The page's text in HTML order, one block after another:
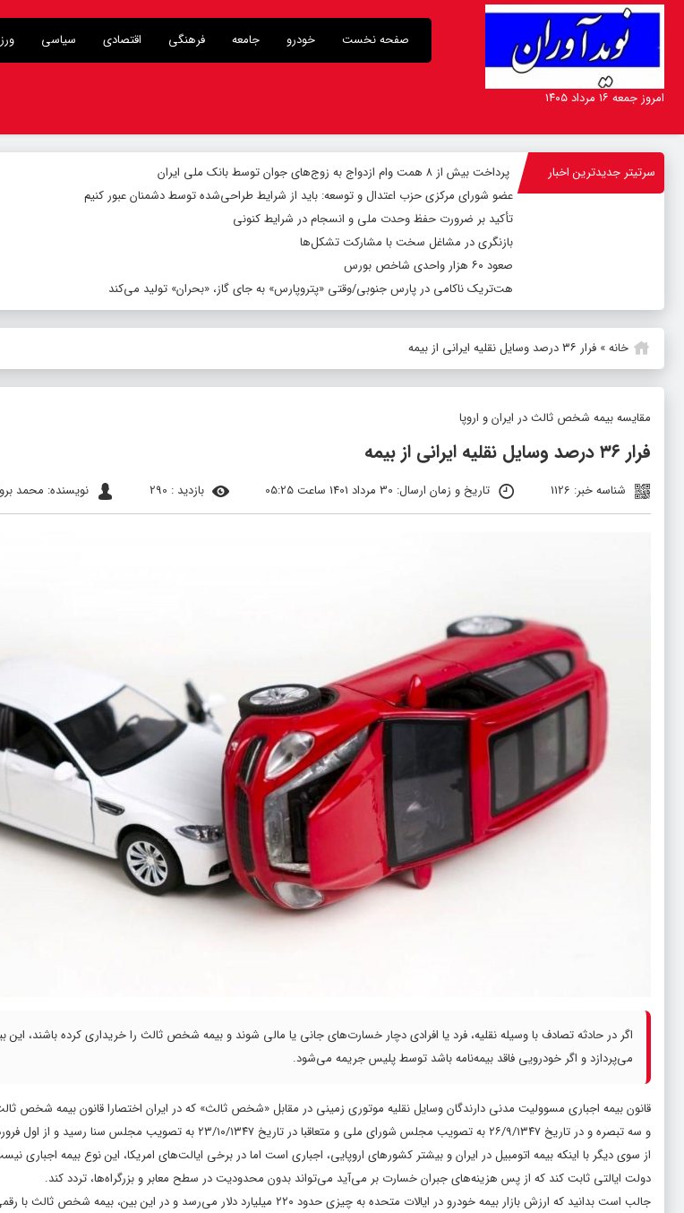
صفحه نخست خودرو جامعه فرهنگی اقتصادی سیاسی
امروز جمعه ۱۶ مرداد ۱۴۰۵
سرتیتر جدیدترین اخبار
پرداخت بیش از ۸ همت وام ازدواج به زوج‌های جوان توسط بانک ملی ایران
عضو شورای مرکزی حزب اعتدال و توسعه: باید از شرایط طراحی‌شده توسط دشمنان عبور کنیم
تأکید بر ضرورت حفظ وحدت ملی و انسجام در شرایط کنونی
بازنگری در مشاغل سخت با مشارکت تشکل‌ها
صعود ۶۰ هزار واحدی شاخص بورس
هت‌تریک ناکامی در پارس جنوبی/وقتی «پتروپارس» به جای گاز، «بحران» تولید می‌کند
خانه» فرار ۳۶ درصد وسایل نقلیه ایرانی از بیمه
مقايسه بيمه شخص ثالث در ايران و اروپا
فرار ۳۶ درصد وسایل نقلیه ایرانی از بیمه
شناسه خبر: 1126 تاریخ و زمان ارسال: 30 مرداد 1401 ساعت 05:25 بازدید : 290 نویسنده: محمد
اگر در حادثه تصادف با وسیله نقلیه، فرد یا افرادی دچار خسارت‌های جانی یا مالی شوند و بیمه شخص ثالث را خریداری کرده باشند،
می‌پردازد و اگر خودرویی فاقد بیمه‌نامه باشد توسط پلیس جریمه می‌شود.
و سه تبصره و در تاریخ ۲۶/۹/۱۳۴۷ به تصویب مجلس شورای ملی و متعاقبا در تاریخ ۲۳/۱۰/۱۳۴۷ به تصویب مجلس سنا رسید و از اول فروردین‌ماه ۱۳۴۸ نیز به اجرا گذاشته شد.
از سوی دیگر با اینکه بیمه اتومبیل در ایران و بیشتر کشورهای اروپایی، اجباری است اما در برخی ایالت‌های امریکا، این نوع بیمه اجباری
دولت ایالتی ثابت کند که از پس هزینه‌های جبران خسارت بر می‌آید می‌تواند بدون محدودیت در سطح معابر و بزرگراه‌ها، تردد کند.